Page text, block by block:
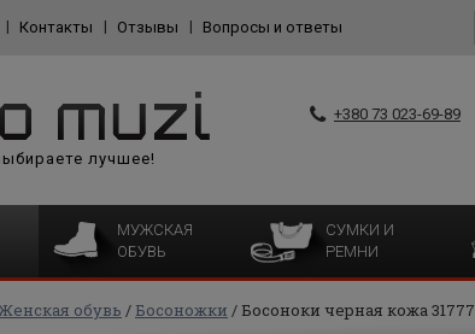
Контакты Отзывы Вопросы и ответы
лучшее!
+380 73 023-69-89
МУЖСКАЯ
ОБУВЬ
СУМКИ И
РЕМНИ
обувь Босоножки Босоноки черная кожа 31777